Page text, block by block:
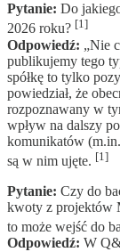
Pytanie: Do
2026 roku? [1]
Odpowiedź: „Nie
publikujemy tego
spółkę to tylko
powiedział, że
rozpoznawany w
wpływ na dalszy
komunikatów
są w nim ujęte. [1]
Pytanie: Czy do
kwoty z projektów
to może wejść do
Odpowiedź: W